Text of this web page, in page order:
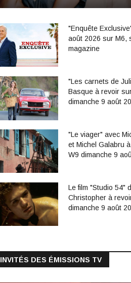
"Enquête
août 2026 sur M6,
magazine
"Les carnets de
Basque à revoir
dimanche 9 août
"Le viager" avec
et Michel Galabru
W9 dimanche 9
Le film "Studio 54"
Christopher à
dimanche 9 août
INVITÉS DES ÉMISSIONS TV